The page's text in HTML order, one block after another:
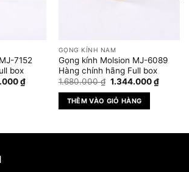
7152
box
₫Giá
hiện
1.665.000 ₫.
GỌNG KÍNH NAM
Gọng kính Molsion MJ-6089
Hàng chính hãng Full box
1.680.000₫ Giá
là:
1.680.000 ₫.
1.344.000₫Giá
hiện
THÊM VÀO GIỎ HÀNG